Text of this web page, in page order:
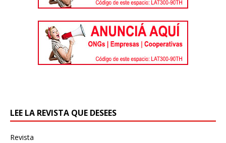
LEE LA REVISTA QUE DESEES
Revista